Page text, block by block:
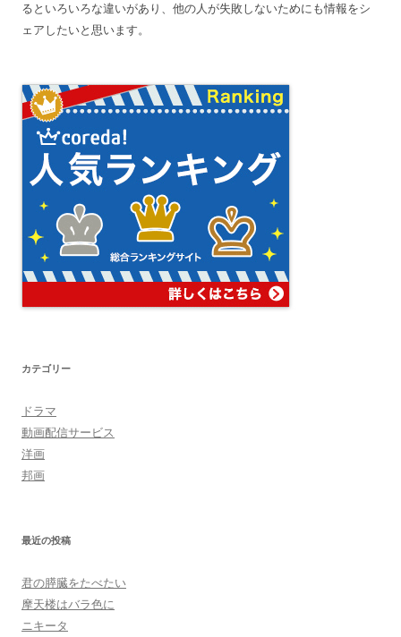
るといろいろな違いがあり、他の人が失敗しないためにも情報をシ
ェアしたいと思います。
カテゴリー
ドラマ
動画配信サービス
洋画
邦画
最近の投稿
君の膵臓をたべたい
摩天楼はバラ色に
ニキータ